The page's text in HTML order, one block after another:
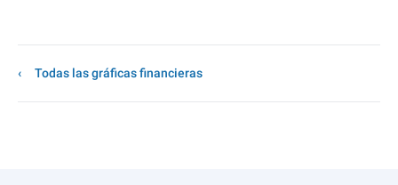
Todas las gráficas financieras